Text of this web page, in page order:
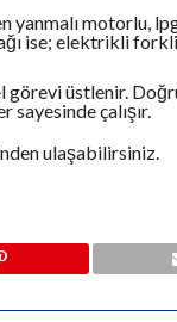
yanmalı motorlu,
ise; elektrikli
üstlenir.
çalışır.
ulaşabilirsiniz.